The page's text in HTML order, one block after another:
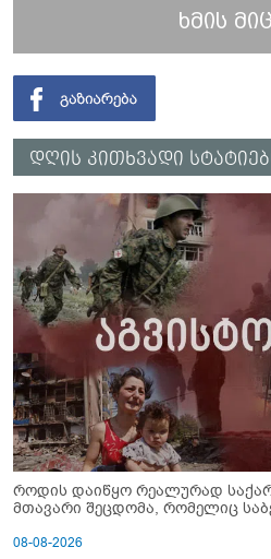
ხმის
დღის კითხვადი
როდის დაიწყო რეალურად
მთავარი შეცდომა, რომელიც
08-08-2026